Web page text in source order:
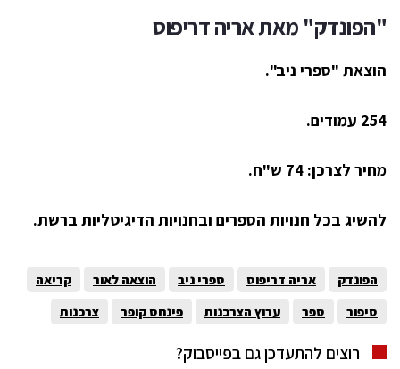
"הפונדק" מאתאריה דריפוס
הוצאת "ספרי ניב".
254 עמודים.
מחיר לצרכן: 74 ש"ח.
להשיג בכל חנויות הספרים ובחנויות הדיגיטליות ברשת.
הפונדק אריה דריפוס ספרי ניב הוצאה לאור
קריאה
סיפור
ספר ערוץ הצרכנות פינחס קופר צרכנות
רוצים להתעדכן גם בפייסבוק?